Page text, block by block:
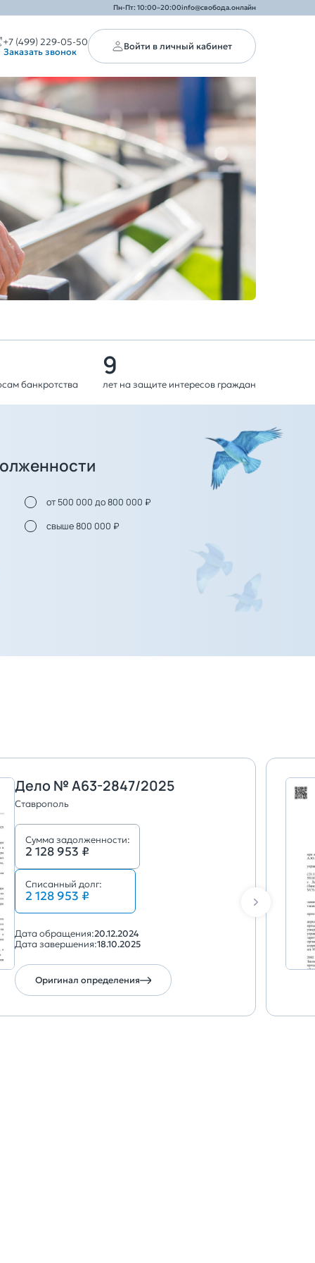
Пн-Пт: 10:00–20:00info@свобода.онлайн
+7 (499) 229-05-50
Заказать звонок
Войти в личный кабинет
банкротства
9
лет на защите интересов граждан
от 500 000 до 800 000 ₽
свыше 800 000 ₽
Дело № А63-2847/2025
Ставрополь
Сумма задолженности:
2 128 953 ₽
Списанный долг:
2 128 953 ₽
Дата обращения:20.12.2024
Дата завершения:18.10.2025
Оригинал определения